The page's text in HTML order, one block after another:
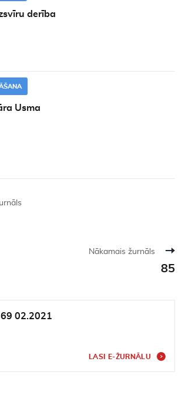
derība
Usma
Nākamais žurnāls
85
02.2021
LASI E-ŽURNĀLU